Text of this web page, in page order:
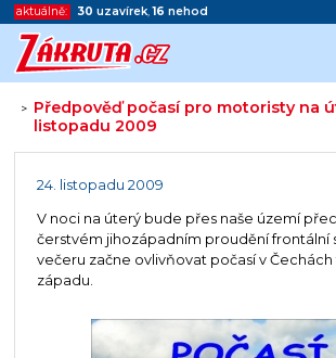
aktuálně: 30 uzavírek,16 nehod
> Předpověď počasí pro motoristy na
listopadu 2009
Začátek reklamy
24. listopadu 2009
V noci na úterý bude přes naše území
čerstvém jihozápadním proudění frontální
večeru začne ovlivňovat počasí v
západu.